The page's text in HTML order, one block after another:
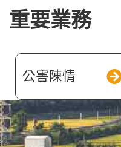
重要業務
公害陳情